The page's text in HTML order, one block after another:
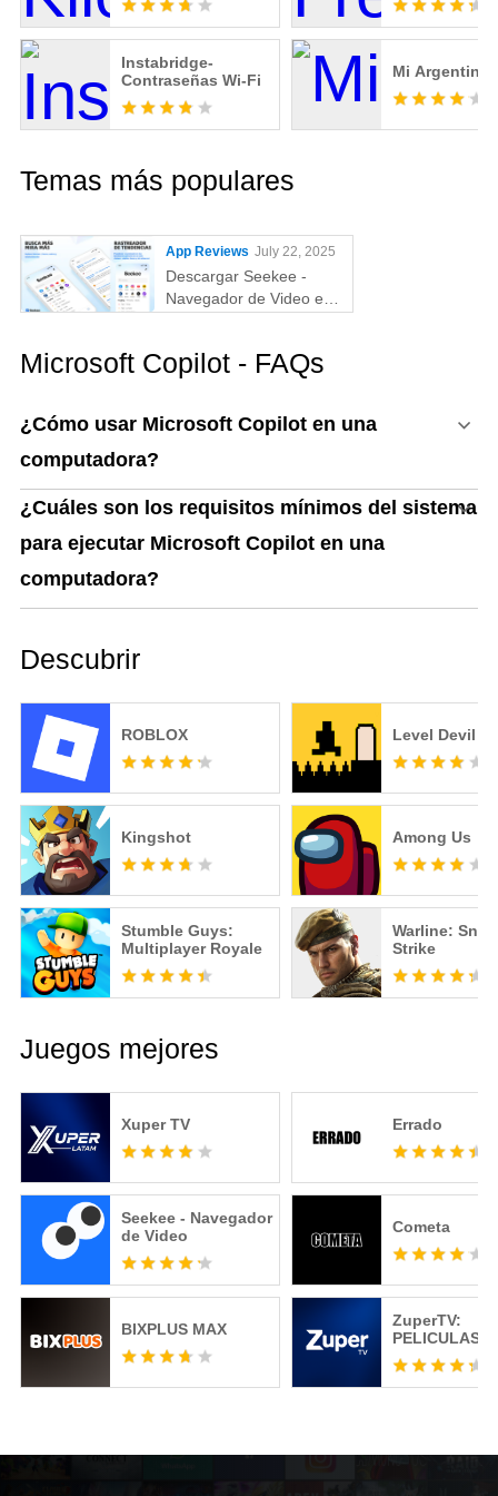
Instabridge-
Contraseñas Wi-Fi
Mi Argentina
Temas más populares
App Reviews July 22, 2025
Descargar Seekee -
Navegador de Video en
Microsoft Copilot - FAQs
¿Cómo usar Microsoft Copilot en una
computadora?
¿Cuáles son los requisitos mínimos del sistema
para ejecutar Microsoft Copilot en una
computadora?
Descubrir
ROBLOX Level Devil
Kingshot Among Us
Stumble Guys:
Multiplayer Royale
Warline:
Strike
Juegos mejores
Xuper TV
Seekee - Navegador
de Video
BIXPLUS MAX
Errado
Cometa
ZuperTV:
PELICULAS,
SERIE